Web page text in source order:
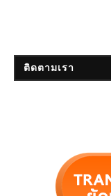
ติดตามเรา